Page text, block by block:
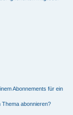
Abonnements für ein
abonnieren?